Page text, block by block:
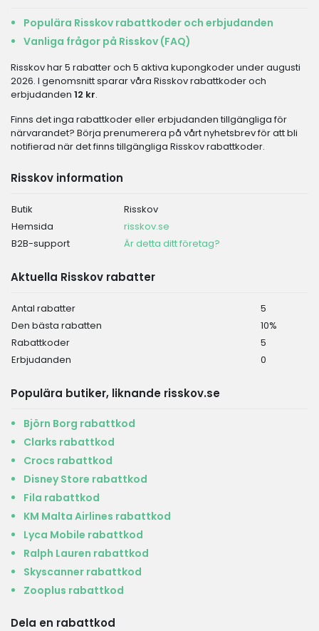
Populära Risskov rabattkoder och erbjudanden
Vanliga frågor på Risskov (FAQ)
Risskov har 5 rabatter och 5 aktiva kupongkoder under augusti
2026. I genomsnitt sparar våra Risskov rabattkoder och
erbjudanden 12 kr.
Finns det inga rabattkoder eller erbjudanden tillgängliga för
närvarandet? Börja prenumerera på vårt nyhetsbrev för att bli
notifierad när det finns tillgängliga Risskov rabattkoder.
Risskov information
Butik
Risskov
Hemsida
risskov.se
B2B-support
Är detta ditt företag?
Aktuella Risskov rabatter
Antal rabatter
5
Den bästa rabatten
10%
Rabattkoder
5
Erbjudanden
0
Populära butiker, liknande risskov.se
Björn Borg rabattkod
Clarks rabattkod
Crocs rabattkod
Disney Store rabattkod
Fila rabattkod
KM Malta Airlines rabattkod
Lyca Mobile rabattkod
Ralph Lauren rabattkod
Skyscanner rabattkod
Zooplus rabattkod
Dela en rabattkod